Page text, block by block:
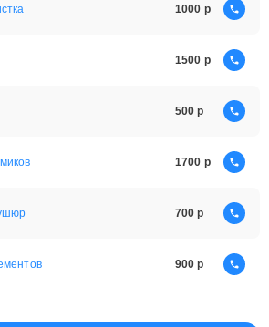
1000
1500
500
1700
700
900